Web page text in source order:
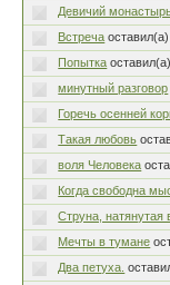
Девичий
Встреча
Попытка
минутный разговор
Горечь осенней
Такая любовь
воля Человека
Когда свободна
Струна, натянутая
Мечты в тумане
Два петуха.